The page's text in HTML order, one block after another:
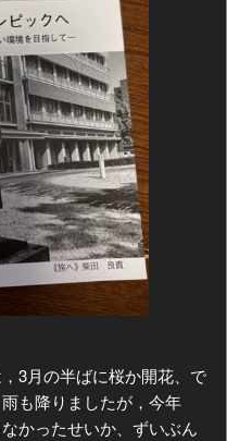
3月の半ばに桜か開花、で
も降りましたが，今年
かったせいか、ずいぶん